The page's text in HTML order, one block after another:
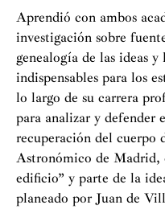
Aprendió con ambos
investigación sobre
genealogía de las ideas
indispensables para los
lo largo de su carrera
para analizar y defender
recuperación del cuerpo
Astronómico de Madrid,
edificio” y parte de la
planeado por Juan de